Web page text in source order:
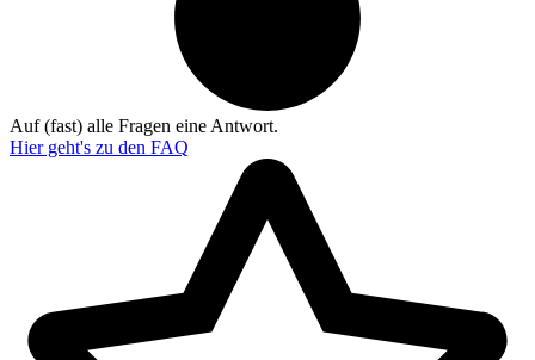
Auf (fast) alle Fragen eine Antwort.
Hier geht's zu den FAQ